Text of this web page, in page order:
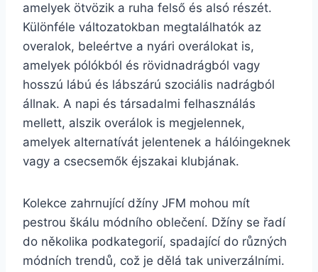
amelyek ötvözik a ruha felső és alsó részét.
Különféle változatokban megtalálhatók az
overalok, beleértve a nyári overálokat is,
amelyek pólókból és rövidnadrágból vagy
hosszú lábú és lábszárú szociális nadrágból
állnak. A napi és társadalmi felhasználás
mellett, alszik overálok is megjelennek,
amelyek alternatívát jelentenek a hálóingeknek
vagy a csecsemők éjszakai klubjának.
Kolekce zahrnující džíny JFM mohou mít
pestrou škálu módního oblečení. Džíny se řadí
do několika podkategorií, spadající do různých
módních trendů, což je dělá tak univerzálními.